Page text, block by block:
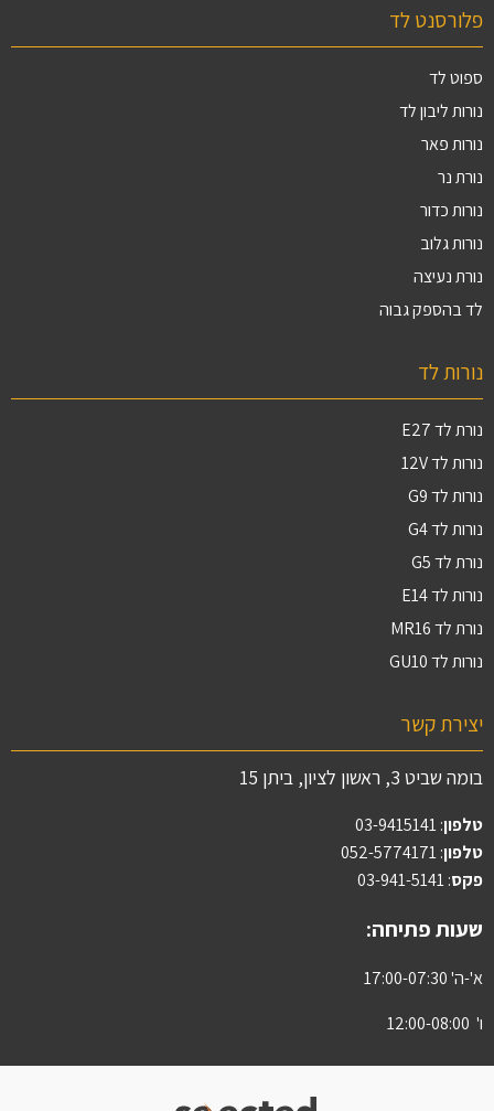
פלורסנט לד
ספוט לד
נורות ליבון לד
נורות פאר
נורת נר
נורות כדור
נורות גלוב
נורת נעיצה
לד בהספק גבוה
נורות לד
נורת לד E27
נורות לד 12V
נורות לד G9
נורות לד G4
נורת לד G5
נורות לד E14
נורת לד MR16
נורות לד GU10
יצירת קשר
בומה שביט 3, ראשון לציון, ביתן 15
טלפון:
03-9415141
טלפון: 052-5774171
פקס: 03-941-5141
שעות פתיחה:
א'-ה' 17:00-07:30
ו' 12:00-08:00